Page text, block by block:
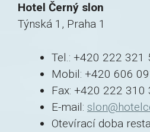
Hotel Černý slon
Týnská 1, Praha 1
Tel.: +420 222 321
Mobil: +420 606
Fax: +420 222 310
E-mail:
Otevírací doba